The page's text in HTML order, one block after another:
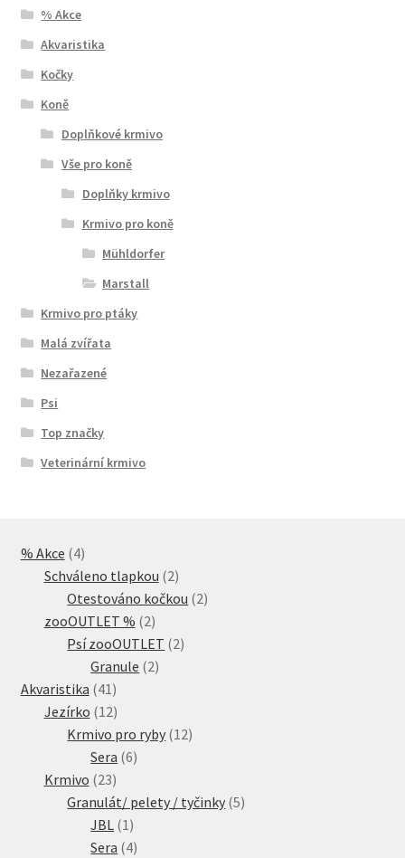
% Akce
Akvaristika
Kočky
Koně
Doplňkové krmivo
Vše pro koně
Doplňky krmivo
Krmivo pro koně
Mühldorfer
Marstall
Krmivo pro ptáky
Malá zvířata
Nezařazené
Psi
Top značky
Veterinární krmivo
% Akce 44
produkty
Schváleno tlapkou 22
produkty
Otestováno kočkou 22
zooOUTLET % 22
produkty
Psí zooOUTLET 22
Granule 22
Akvaristika 41 41
produktů
Jezírko 1212
produktů
Krmivo pro ryby 1212
Sera 66
Krmivo 2323
produktů
Granulát/ pelety / tyčinky 55
JBL 1 1
produkt
Sera 44